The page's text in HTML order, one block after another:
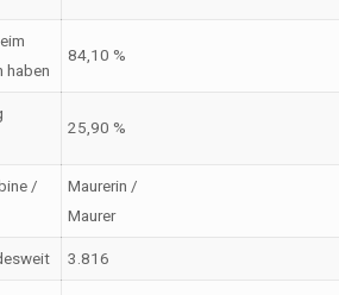
haben
84,10 %
25,90 %
/
Maurerin /
Maurer
3.816